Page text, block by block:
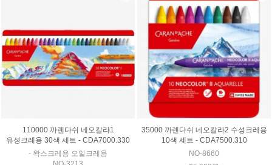
110000 까렌다쉬 네오칼라1
유성크레용 30색 세트 - CDA7000.330
- 왁스크레용 오일크레용
35000 까렌다쉬 네오칼라2 수성크레용
10색 세트 - CDA7500.310
NO-8660